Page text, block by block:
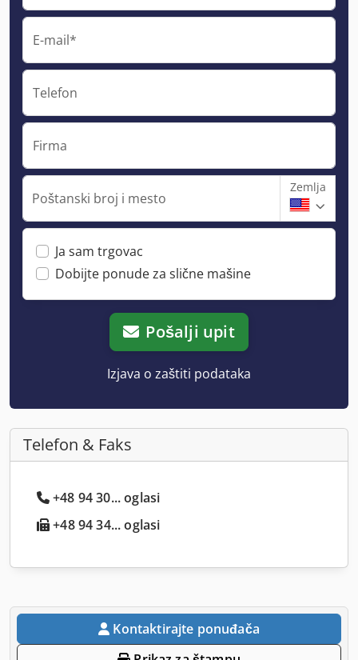
E-mail*
Telefon
Firma
Poštanski broj i mesto
Zemlja
Ja sam trgovac
Dobijte ponude za slične mašine
Pošalji upit
Izjava o zaštiti podataka
Telefon & Faks
+48 94 30... oglasi
+48 94 34... oglasi
Kontaktirajte ponuđača